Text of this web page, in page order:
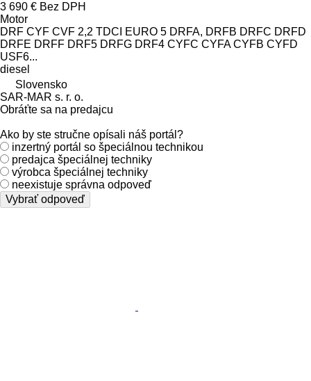
3 690 € Bez DPH
Motor
DRF CYF CVF 2,2 TDCI EURO 5 DRFA, DRFB DRFC DRFD
DRFE DRFF DRF5 DRFG DRF4 CYFC CYFA CYFB CYFD
USF6...
diesel
Slovensko
SAR-MAR s. r. o.
Obráťte sa na predajcu
Ako by ste stručne opísali náš portál?
inzertný portál so špeciálnou technikou
predajca špeciálnej techniky
výrobca špeciálnej techniky
neexistuje správna odpoveď
Vybrať odpoveď